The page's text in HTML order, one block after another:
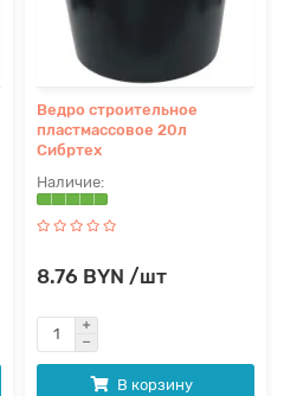
Ведро строительное
пластмассовое 20л
Сибртех
8.76 BYN /шт
В корзину